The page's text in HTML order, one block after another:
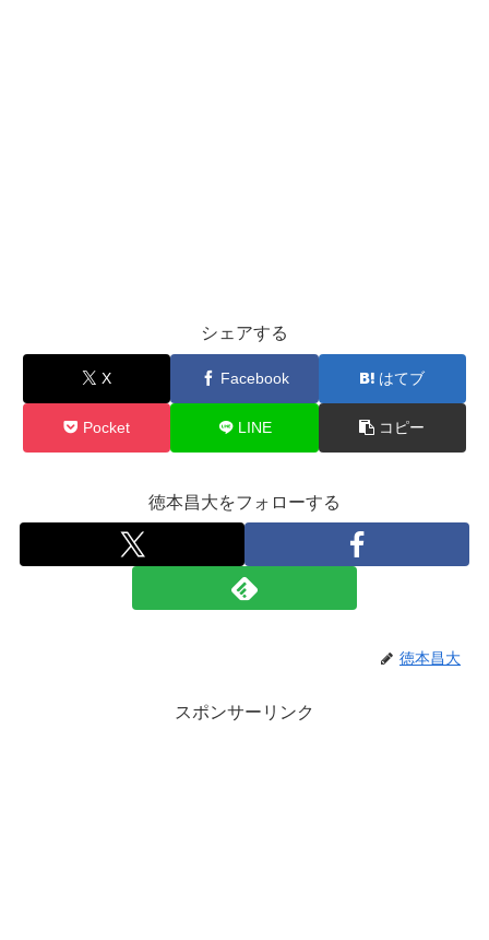
シェアする
X Facebook はてブ
Pocket LINE コピー
徳本昌大をフォローする
徳本昌大
スポンサーリンク